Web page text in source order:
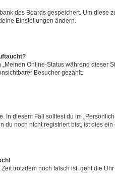
des Boards gespeichert. Um diese
Einstellungen ändern.
Online-Status während dieser
Besucher gezählt.
diesem Fall solltest du im
noch nicht registriert bist, ist dies ein
trotzdem noch falsch ist, geht die